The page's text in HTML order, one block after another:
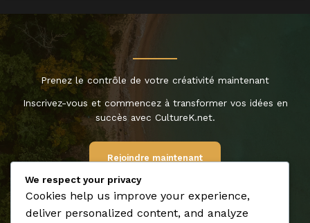
Prenez le contrôle de votre créativité maintenant
Inscrivez-vous et commencez à transformer vos idées en
succès avec CultureK.net.
Rejoindre maintenant
We respect your privacy
Cookies help us improve your experience,
deliver personalized content, and analyze